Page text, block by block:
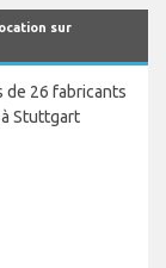
sur
de 26 fabricants
Stuttgart